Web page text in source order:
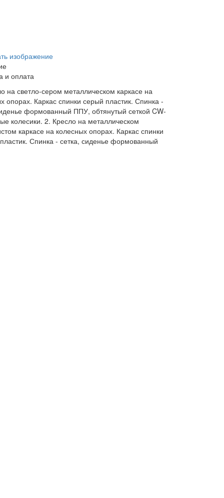
изображение
и оплата
на светло-сером металлическом каркасе на
опорах. Каркас спинки серый пластик. Спинка -
формованный ППУ, обтянутый сеткой CW-
колесики. 2. Кресло на металлическом
каркасе на колесных опорах. Каркас спинки
Спинка - сетка, сиденье формованный